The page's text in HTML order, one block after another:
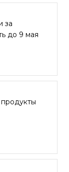
за
до 9 мая